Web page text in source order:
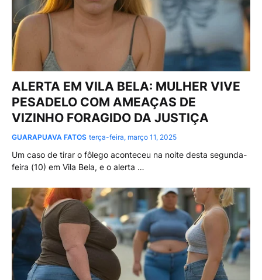
ALERTA EM VILA BELA: MULHER VIVE
PESADELO COM AMEAÇAS DE
VIZINHO FORAGIDO DA JUSTIÇA
GUARAPUAVA FATOS terça-feira, março 11, 2025
Um caso de tirar o fôlego aconteceu na noite desta segunda-
feira (10) em Vila Bela, e o alerta …